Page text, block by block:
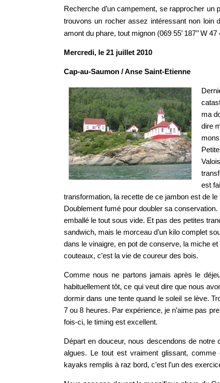
Recherche d’un campement, se rapprocher un
trouvons un rocher assez intéressant non loin
amont du phare, tout mignon (069 55’ 187’’ W 47
Mercredi, le 21 juillet 2010
Cap-au-Saumon / Anse Saint-Etienne
ma
dire
est
transformation, la recette de ce jambon est de
Doublement fumé pour doubler sa
emballé le tout sous vide. Et pas des petites
sandwich, mais le morceau d’un kilo complet
dans le vinaigre, en pot de conserve, la miche
couteaux, c’est la vie de coureur des bois.
Comme nous ne partons jamais après le
habituellement tôt, ce qui veut dire que nous
dormir dans une tente quand le soleil se lève.
7 ou 8 heures. Par expérience, je n’aime pas
fois-ci, le timing est excellent.
Départ en douceur, nous descendons de
algues. Le tout est vraiment glissant,
kayaks remplis à raz bord, c’est l’un des